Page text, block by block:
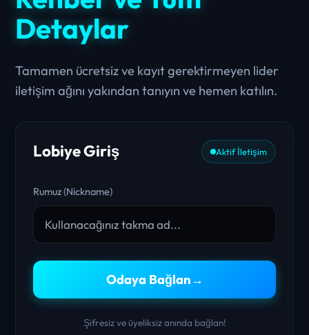
Detaylar
Tamamen ücretsiz ve kayıt gerektirmeyen lider
iletişim ağını yakından tanıyın ve hemen katılın.
Lobiye Giriş Aktif İletişim
Rumuz (Nickname)
Odaya Bağlan→
Şifresiz ve üyeliksiz anında bağlan!